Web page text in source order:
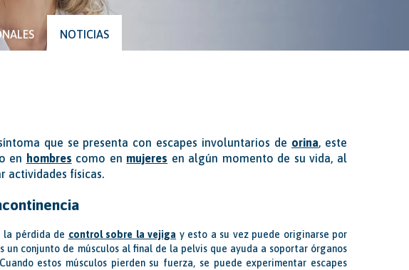
NOTICIAS
que se presenta con escapes involuntarios de orina , este
en hombres como en mujeres en algún momento de su vida, al
actividades físicas.
la pérdida de control sobre la vejiga y esto a su vez puede originarse por
un conjunto de músculos al final de la pelvis que ayuda a soportar órganos
estos músculos pierden su fuerza, se puede experimentar escapes